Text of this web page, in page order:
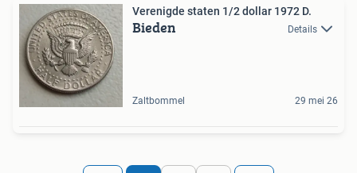
Verenigde staten 1/2 dollar 1972 D.
Bieden Details
Zaltbommel 29 mei 26